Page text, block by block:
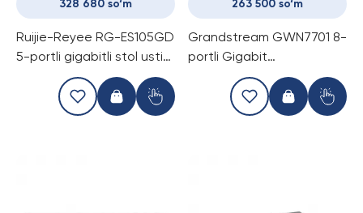
328 680 so‘m
Ruijie-Reyee RG-ES105GD
5-portli gigabitli stol usti
kommutatori
263 500 so‘m
Grandstream GWN7701 8-
portli Gigabit
boshqarilmaydigan
tarmoq kommutatori